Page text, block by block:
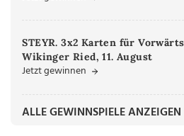
STEYR. 3x2 Karten für
Wikinger Ried, 11. August
Jetzt gewinnen
ALLE GEWINNSPIELE ANZEIGEN